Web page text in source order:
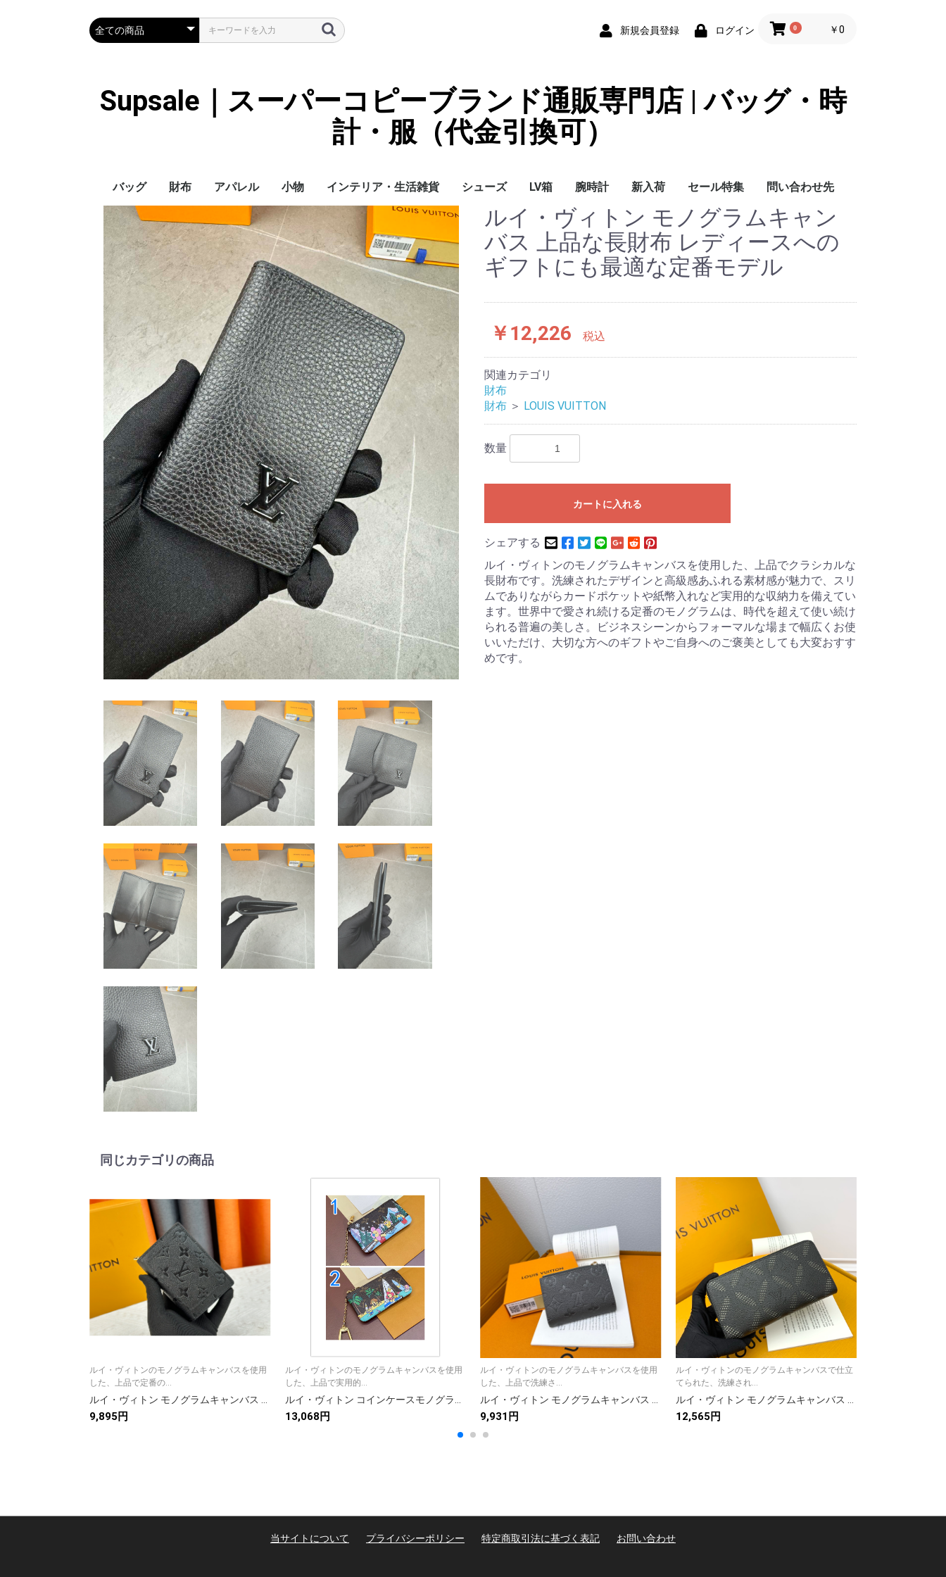
新規会員登録 ログイン 0 ￥0
Supsale｜スーパーコピーブランド通販専門店 | バッグ・時
計・服（代金引換可）
バッグ
Hermes
LOUIS VUITTON
Chanel
Loewe
Celine
Dior
Gucci
Fendi
Prada
Balenciaga
MiuMiu
財布
HERMES
CHANEL
LOUIS VUITTON
Celine
YSL
Miu Miu
Prada
Gucci
Fendi
アパレル
ハイブランド
Supreme
Miu Miu
アウター
LOUIS VUITTON
MONCLER
Adidas
THE NORTH FACE
CHANEL
𝗖𝗔𝗡𝗔𝗗𝗔 𝗚𝗢𝗢𝗦𝗘
DIOR
GUCCI
VERSACE
BALENCIAGA
FENDI
子供服切れ
小物
ぼうし
ネクタイ
ハンカチ
スマホケース
サングラス・アイウェ
ア
アクセサリー
マフラー/スカーフ
傘 LOUIS VUITTON
LINEID：0109shop
バッグチャーム
バッグストラップ
カード（コイン）ケー
ス
キーケース
時計
手袋
ヘアアクセサリー
インテリア・生活雑貨
ブランケット
カーペット絨毯
クッションカバー/ク
ッション
小物入れ収納ボックス
バスタオル
QRコード
シューズ
レディース/女性用
メンズ/男性用
Gucci
Chanel
LV箱 腕時計
Omega
Rolex
Cartier
Chanel
新入荷 セール特集 問い合わせ先
問い合わせ先
ルイ・ヴィトン モノグラムキャン
バス 上品な長財布 レディースへの
ギフトにも最適な定番モデル
￥12,226 税込
関連カテゴリ
財布
財布 ＞ LOUIS VUITTON
数量
カートに入れる
シェアする
ルイ・ヴィトンのモノグラムキャンバスを使用した、上品でクラシカルな
長財布です。洗練されたデザインと高級感あふれる素材感が魅力で、スリ
ムでありながらカードポケットや紙幣入れなど実用的な収納力を備えてい
ます。世界中で愛され続ける定番のモノグラムは、時代を超えて使い続け
られる普遍の美しさ。ビジネスシーンからフォーマルな場まで幅広くお使
いいただけ、大切な方へのギフトやご自身へのご褒美としても大変おすす
めです。
同じカテゴリの商品
ルイ・ヴィトンのモノグラムキャンバスを使用
した、上品で定番の...
9,895円
ルイ・ヴィトンのモノグラムキャンバスを使用
した、上品で実用的...
13,068円
ルイ・ヴィトンのモノグラムキャンバスを使用
した、上品で洗練さ...
9,931円
ルイ・ヴィトンのモノグラムキャンバスで仕立
てられた、洗練され...
12,565円
当サイトについて プライバシーポリシー 特定商取引法に基づく表記 お問い合わせ